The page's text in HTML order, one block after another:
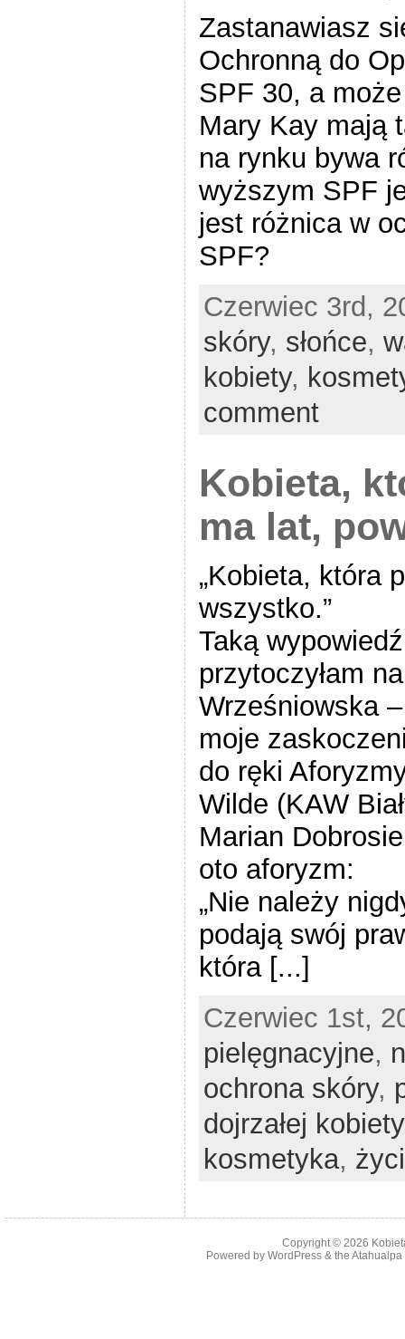
Zastanawiasz
Ochronną do
SPF 30, a
Mary Kay mają
na rynku bywa
wyższym SPF
jest różnica w
SPF?
Czerwiec 3rd,
skóry, słońce,
kobiety,
comment
Kobieta,
ma lat,
„Kobieta, która
wszystko.”
Taką
przytoczyłam
Wrześniowska
moje
do ręki
Wilde (KAW
Marian
oto aforyzm:
„Nie należy
podają swój
która [...]
Czerwiec 1st,
pielęgnacyjne,
ochrona skóry,
dojrzałej kobiety
kosmetyka,
Copyright © 2026
Powered by WordPress& the Atahualpa